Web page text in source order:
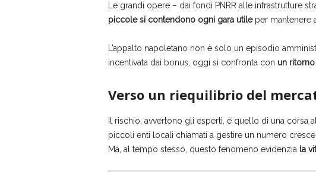
Le grandi opere – dai fondi PNRR alle infrastrutture
piccole si contendono ogni gara utileper mantenere
L’appalto napoletano non è solo un episodio
incentivata dai bonus, oggi si confronta con un
Verso un riequilibrio del
Il rischio, avvertono gli esperti, è quello di una corsa
piccoli enti locali chiamati a gestire un numero
Ma, al tempo stesso, questo fenomeno evidenzia la